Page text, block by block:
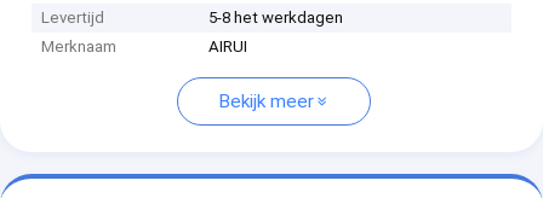
Levertijd
5-8 het werkdagen
Merknaam
AIRUI
Bekijk meer